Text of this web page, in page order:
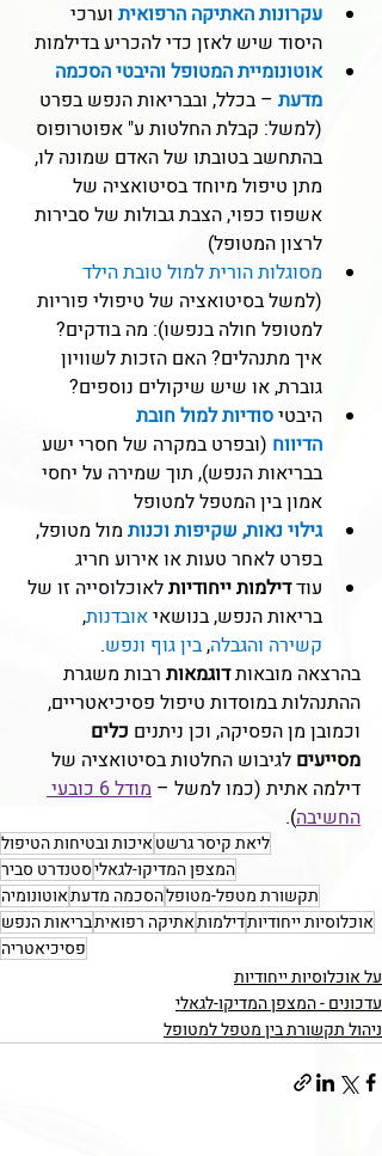
עקרונות האתיקה הרפואית וערכי
היסוד שיש לאזן כדי להכריע בדילמות
אוטונומיית המטופל והיבטי הסכמה
מדעת – בכלל, ובבריאות הנפש בפרט
(למשל: קבלת החלטות ע" אפוטרופוס
בהתחשב בטובתו של האדם שמונה לו,
מתן טיפול מיוחד בסיטואציה של
אשפוז כפוי, הצבת גבולות של סבירות
לרצון המטופל)
מסוגלות הורית למול טובת הילד
(למשל בסיטואציה של טיפולי פוריות
למטופל חולה בנפשו): מה בודקים?
איך מתנהלים? האם הזכות לשוויון
גוברת, או שיש שיקולים נוספים?
היבטיסודיות למול חובת
הדיווח (ובפרט במקרה של חסרי ישע
בבריאות הנפש), תוך שמירה על יחסי
אמון בין המטפל למטופל
גילוי נאות, שקיפות וכנות מול מטופל,
בפרט לאחר טעות או אירוע חריג
עוד דילמות ייחודיות לאוכלוסייה זו של
בריאות הנפש, בנושאי אובדנות,
קשירה והגבלה, בין גוף ונפש.
בהרצאה מובאות דוגמאות רבות משגרת
ההתנהלות במוסדות טיפול פסיכיאטריים,
וכמובן מן הפסיקה, וכן ניתנים כלים
מסייעים לגיבוש החלטות בסיטואציה של
דילמה אתית (כמו למשל –
מודל 6 כובעי
החשיבה).
ליאת קיסר גרשטאיכות ובטיחות הטיפול
המצפן המדיקו-לגאליסטנדרט סביר
תקשורת מטפל-מטופלהסכמה מדעתאוטונומיה
אוכלוסיות ייחודיותדילמותאתיקה רפואיתבריאות הנפש
פסיכיאטריה
על אוכלוסיות ייחודיות
עדכונים - המצפן המדיקו-לגאלי
ניהול תקשורת בין מטפל למטופל